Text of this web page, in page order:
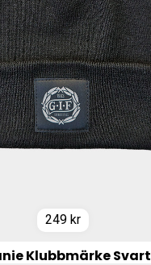
249 kr
Klubbmärke Svart